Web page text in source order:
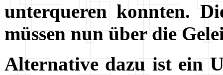
unterqueren konnten.
müssen nun über die
Alternative dazu ist ein